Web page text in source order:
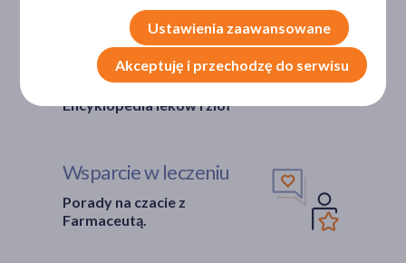
Bezpieczeństwo
Weryfikacja interakcji leków.
Encyklopedia leków i ziół
Wsparcie w leczeniu
Porady na czacie z
Farmaceutą.
Ustawienia zaawansowane
Akceptuję i przechodzę do serwisu